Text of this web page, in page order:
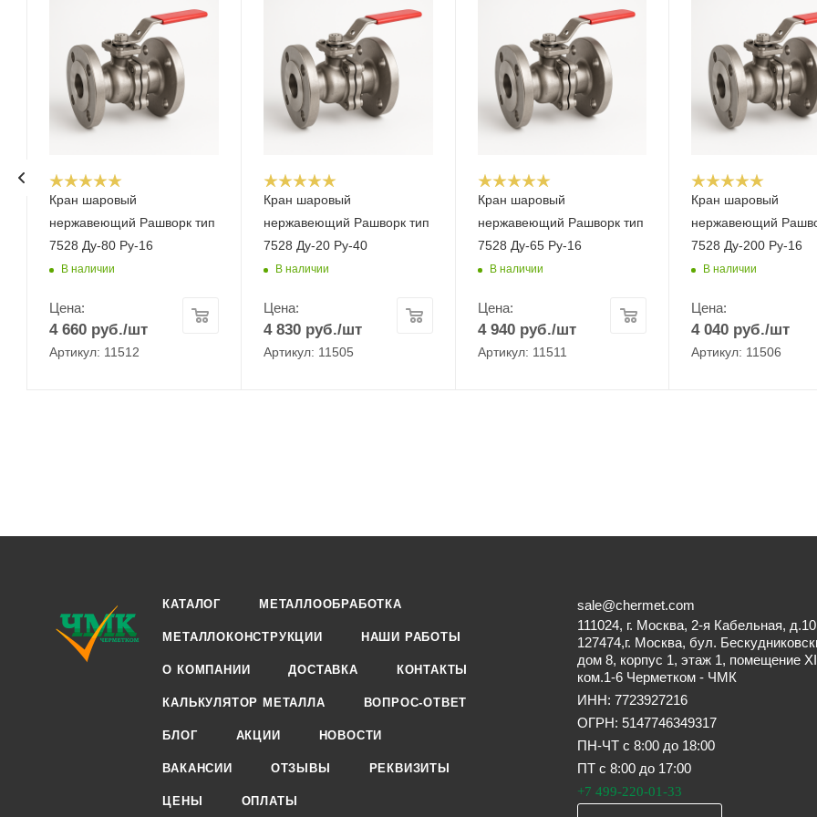
Кран шаровый
нержавеющий Рашворк тип
7528 Ду-80 Ру-16
В наличии
Цена:
4 660 руб./шт
Артикул: 11512
Кран шаровый
нержавеющий Рашворк тип
7528 Ду-20 Ру-40
В наличии
Цена:
4 830руб./шт
Артикул: 11505
Кран шаровый
нержавеющий Рашворк тип
7528 Ду-65 Ру-16
В наличии
Цена:
4 940руб./шт
Артикул: 11511
Кран шаровый
нержавеющий
7528 Ду-200 Ру-16
В наличии
Цена:
4 040 руб./шт
Артикул: 11506
КАТАЛОГ МЕТАЛЛООБРАБОТКА
МЕТАЛЛОКОНСТРУКЦИИ НАШИ РАБОТЫ
О КОМПАНИИ ДОСТАВКА КОНТАКТЫ
КАЛЬКУЛЯТОР МЕТАЛЛА ВОПРОС-ОТВЕТ
БЛОГ АКЦИИ НОВОСТИ
ВАКАНСИИ ОТЗЫВЫ РЕКВИЗИТЫ
ЦЕНЫ ОПЛАТЫ
sale@chermet.com
111024, г. Москва, 2-я Кабельная, д.10
127474,г. Москва, бул.
дом 8, корпус 1, этаж 1, помещение
ком.1-6 Черметком - ЧМК
ИНН: 7723927216
ОГРН: 5147746349317
ПН-ЧТ с 8:00 до 18:00
ПТ с 8:00 до 17:00
+7 499-220-01-33